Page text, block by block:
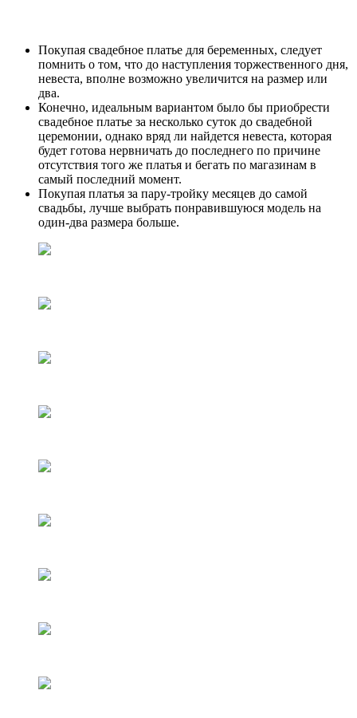
Покупая свадебное платье для беременных, следует
помнить о том, что до наступления торжественного дня,
невеста, вполне возможно увеличится на размер или
два.
Конечно, идеальным вариантом было бы приобрести
свадебное платье за несколько суток до свадебной
церемонии, однако вряд ли найдется невеста, которая
будет готова нервничать до последнего по причине
отсутствия того же платья и бегать по магазинам в
самый последний момент.
Покупая платья за пару-тройку месяцев до самой
свадьбы, лучше выбрать понравившуюся модель на
один-два размера больше.